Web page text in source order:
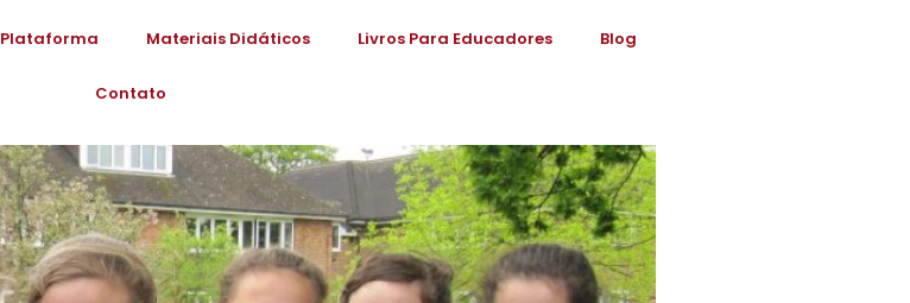
Plataforma Materiais Didáticos Livros Para Educadores Blog
Contato